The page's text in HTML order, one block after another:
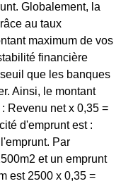
Globalement, la
au taux
maximum de vos
financière
que les banques
Ainsi, le montant
Revenu net x 0,35 =
d'emprunt est :
Par
et un emprunt
est 2500 x 0,35 =